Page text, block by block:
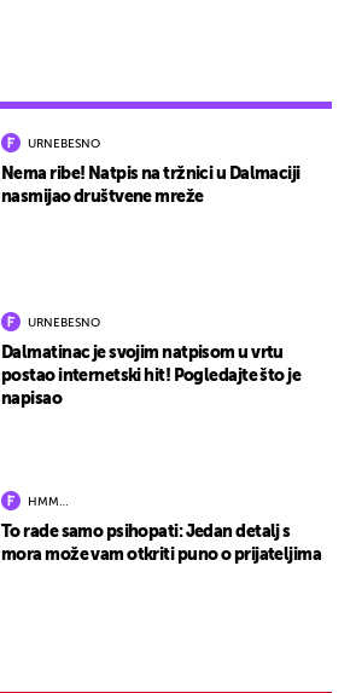
URNEBESNO
Nema ribe! Natpis na tržnici u Dalmaciji
nasmijao društvene mreže
URNEBESNO
Dalmatinac je svojim natpisom u vrtu
postao internetski hit! Pogledajte što je
napisao
HMM…
To rade samo psihopati: Jedan detalj s
mora može vam otkriti puno o prijateljima